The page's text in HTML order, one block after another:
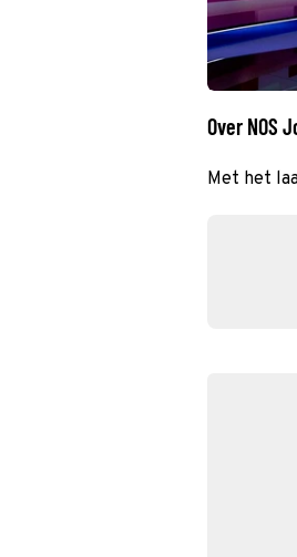
Over NOS
Met het